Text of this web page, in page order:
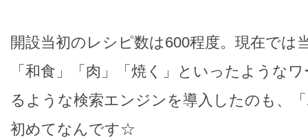
開設当初のレシピ数は600程度。現在では
「和食」「肉」「焼く」といったような
るような検索エンジンを導入したのも、
初めてなんです☆